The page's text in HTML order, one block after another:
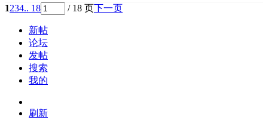
1234.. 18 / 18 页下一页
新帖
论坛
发帖
搜索
我的
刷新